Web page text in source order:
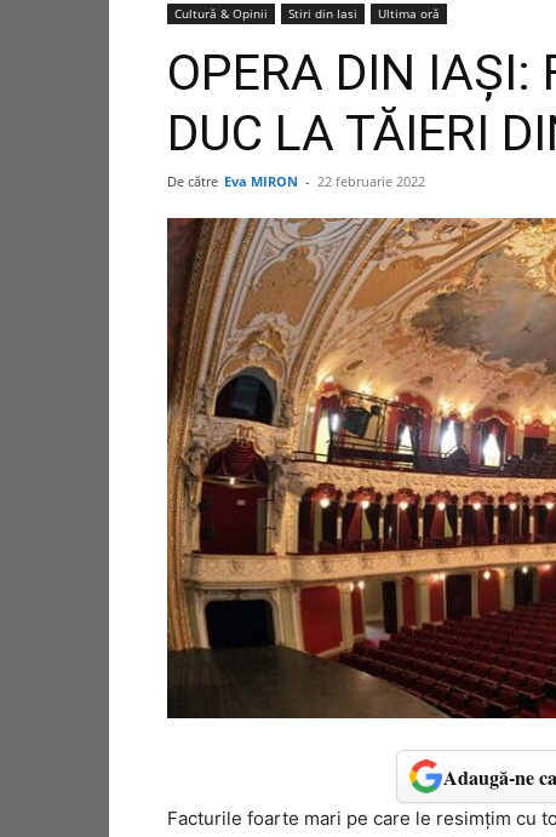
Cultură & Opinii Stiri din Iasi Ultima oră
OPERA DIN IAȘI:
DUC LA TĂIERI
De către Eva MIRON - 22 februarie 2022
Adaugă-ne
Facturile foarte mari pe care le resimțim cu